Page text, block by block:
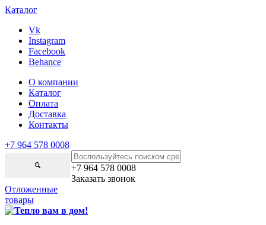
Каталог
Vk
Instagram
Facebook
Behance
О компании
Каталог
Оплата
Доставка
Контакты
+7 964 578 0008
+7 964 578 0008
Заказать звонок
Отложенные
товары